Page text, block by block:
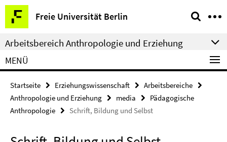
Springe
direkt
zu
Inhalt
Freie Universität Berlin
Service-
Navigation
Arbeitsbereich Anthropologie und Erziehung
MENÜ
Startseite Erziehungswissenschaft
Arbeitsbereiche
Anthropologie und Erziehung
media
Pädagogische
Anthropologie
Schrift, Bildung und Selbst